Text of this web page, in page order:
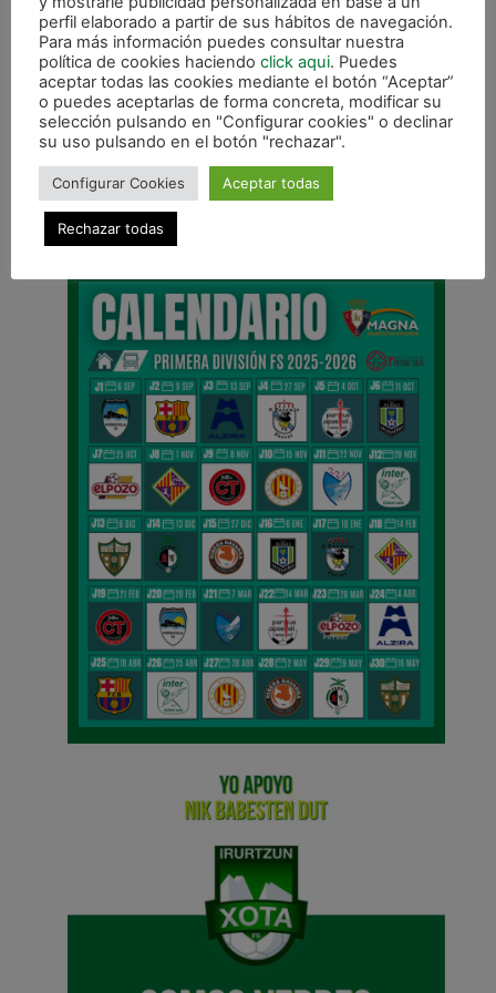
será cuando la expedición salga de viaje en
autobús con destino a Valencia.
El Juvenil se proclama campeón de liga regular
CALENDARIO DE LIGA
perfil elaborado a partir de sus hábitos de navegación.
Para más información puedes consultar nuestra
política de cookies haciendo click aqui. Puedes
aceptar todas las cookies mediante el botón “Aceptar”
o puedes aceptarlas de forma concreta, modificar su
selección pulsando en "Configurar cookies" o declinar
su uso pulsando en el botón "rechazar".
Configurar Cookies Aceptar todas
Rechazar todas